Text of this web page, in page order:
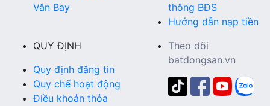
Vân Bay
thông BĐS
Hướng dẫn nạp tiền
QUY ĐỊNH
Quy định đăng tin
Quy chế hoạt động
Điều khoản thỏa
Theo dõi
batdongsan.vn